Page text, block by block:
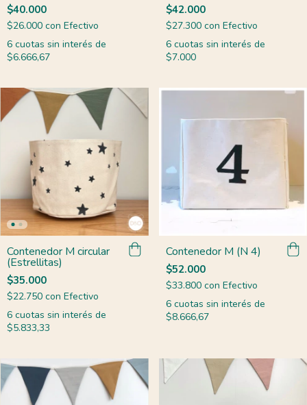
$40.000
$26.000 con Efectivo
6 cuotas sin interés de
$6.666,67
$42.000
$27.300 con Efectivo
6 cuotas sin interés de
$7.000
Contenedor M circular
(Estrellitas)
$35.000
$22.750 con Efectivo
6 cuotas sin interés de
$5.833,33
Contenedor M (N 4)
$52.000
$33.800 con Efectivo
6 cuotas sin interés de
$8.666,67